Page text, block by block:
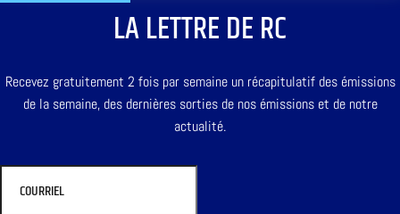
LA LETTRE DE RC
Recevez gratuitement 2 fois par semaine un récapitulatif des émissions
de la semaine, des dernières sorties de nos émissions et de notre
actualité.